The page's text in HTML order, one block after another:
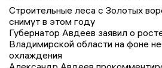
Строительные леса с Золотых
снимут в этом году
Губернатор Авдеев заявил о
Владимирской области на фоне
охлаждения